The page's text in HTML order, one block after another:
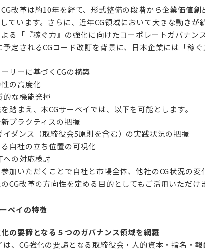
改革は約10年を経て、形式整備の段階から企業価値
ています。さらに、近年CG領域において大きな動きが
る「『稼ぐ力』の強化に向けたコーポレートガバナン
予定されるCGコード改訂を背景に、日本企業には「稼
リーに基づくCGの構築
の高度化
的な機能発揮
踏まえ、本CGサーベイでは、以下を可能とします。
プラクティスの把握
イダンス（取締役会5原則を含む）の実践状況の把握
る自社の立ち位置の可視化
への対応検討
加いただくことで自社と市場全体、他社のCG状況の変
CG改革の方向性を定める目的としてもご活用いただけ
ベイの特徴
の要諦となる５つのガバナンス領域を網羅
、CG強化の要諦となる取締役会・人的資本・指名・